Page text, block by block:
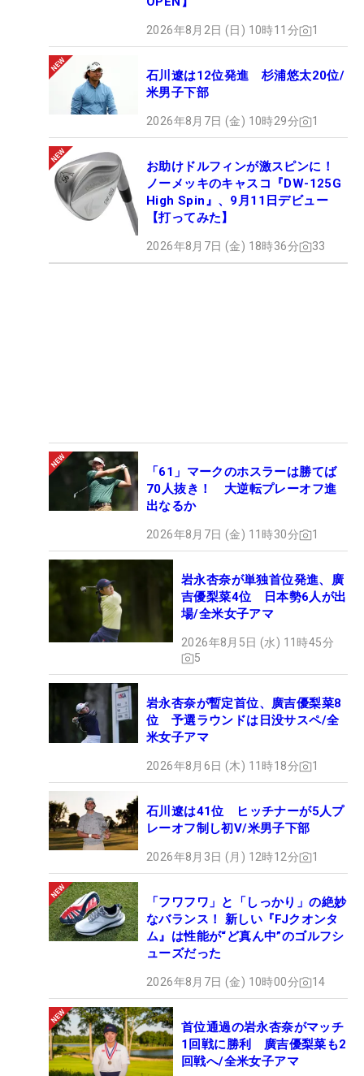
2026年8月2日 (日) 10時11分 1
石川遼は12位発進 杉浦悠太20位/
米男子下部
2026年8月7日 (金) 10時29分 1
お助けドルフィンが激スピンに！
ノーメッキのキャスコ『DW-125G
High Spin』、9月11日デビュー
【打ってみた】
2026年8月7日 (金) 18時36分 33
「61」マークのホスラーは勝てば
70人抜き！ 大逆転プレーオフ進
出なるか
2026年8月7日 (金) 11時30分 1
岩永杏奈が単独首位発進、廣
吉優梨菜4位 日本勢6人が出
場/全米女子アマ
2026年8月5日 (水) 11時45分
5
岩永杏奈が暫定首位、廣吉優梨菜8
位 予選ラウンドは日没サスペ/全
米女子アマ
2026年8月6日 (木) 11時18分 1
石川遼は41位 ヒッチナーが5人プ
レーオフ制し初V/米男子下部
2026年8月3日 (月) 12時12分 1
「フワフワ」と「しっかり」の絶妙
なバランス！ 新しい『FJクオンタ
ム』は性能が“ど真ん中”のゴルフシ
ューズだった
2026年8月7日 (金) 10時00分 14
首位通過の岩永杏奈がマッチ
1回戦に勝利 廣吉優梨菜も2
回戦へ/全米女子アマ